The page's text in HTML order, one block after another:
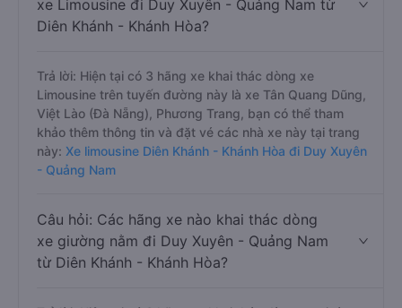
xe Limousine đi Duy Xuyên - Quảng Nam từ
Diên Khánh - Khánh Hòa?
Trả lời: Hiện tại có 3 hãng xe khai thác dòng xe
Limousine trên tuyến đường này là xe Tân Quang Dũng,
Việt Lào (Đà Nẵng), Phương Trang, bạn có thể tham
khảo thêm thông tin và đặt vé các nhà xe này tại trang
này: Xe limousine Diên Khánh - Khánh Hòa đi Duy Xuyên
- Quảng Nam
Câu hỏi: Các hãng xe nào khai thác dòng
xe giường nằm đi Duy Xuyên - Quảng Nam
từ Diên Khánh - Khánh Hòa?